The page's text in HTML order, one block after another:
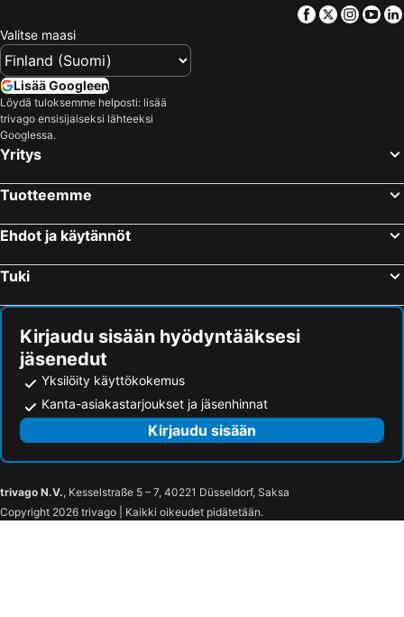
Four Points Flex by Sheraton Ishoj
Kurhotel Skodsborg
Sauntehus Castle Hotel
Four Points Flex by Sheraton Ishoj
Rungstedgaard
Park Lane Copenhagen
Best Western Hotel Hillerod
A Hotels Roskilde
Hotel Balka Strand
Hotel de Ville
Skjalm Hvide Hotel
Skovshoved Hotel
Frederiksværk Hotel
Gilleleje Badehotel
Four Points Flex by Sheraton Hillerød
Bernstorff Castle Hotel
Hotel-B
Copenhagen Airport Hostel
Sverres Hotel
Det Gamle Posthus
Liseleje Badehotel
Hotel Siemsens Gaard
Facebook
Twitter
Valitse maasi
Lisää Googleen
Löydä tuloksemme helposti: lisää
trivago ensisijaiseksi lähteeksi
Googlessa.
Yritys
Tuotteemme
Ehdot ja käytännöt
Tuki
Kirjaudu sisään hyödyntääksesi
jäsenedut
Yksilöity käyttökokemus
Kanta-asiakastarjoukset ja jäsenhinnat
Kirjaudu sisään
trivago N.V., Kesselstraße 5 – 7, 40221 Düsseldorf, Saksa
Copyright 2026 trivago | Kaikki oikeudet pidätetään.